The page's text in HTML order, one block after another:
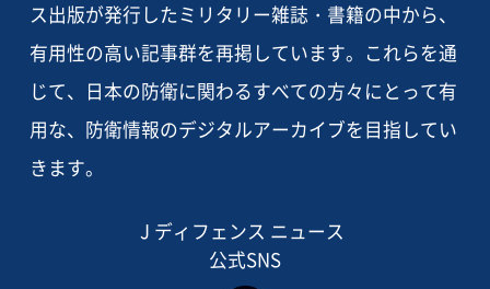
ス出版が発行したミリタリー雑誌・書籍の中から、
有用性の高い記事群を再掲しています。これらを通
じて、日本の防衛に関わるすべての方々にとって有
用な、防衛情報のデジタルアーカイブを目指してい
きます。
J ディフェンス ニュース
公式SNS